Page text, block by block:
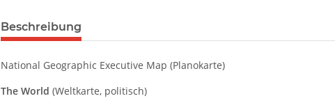
weitere Registerkarten anzeigen
Beschreibung
National Geographic Executive Map (Planokarte)
The World (Weltkarte, politisch)